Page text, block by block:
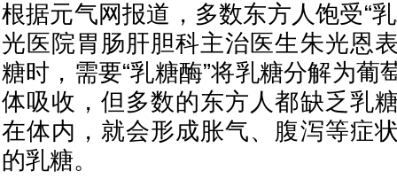
根据元气网报道，多数东方人饱受“
光医院胃肠肝胆科主治医生朱光恩
糖时，需要“乳糖酶”将乳糖分解为葡
体吸收，但多数的东方人都缺乏乳
在体内，就会形成胀气、腹泻等症
的乳糖。